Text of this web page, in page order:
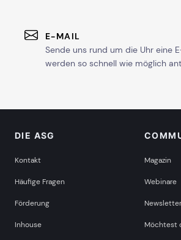
E-MAIL
Sende uns rund um die Uhr eine
werden so schnell wie möglich
DIE ASG
Kontakt
Häufige Fragen
Förderung
Inhouse
Magazin
Webinare
Newsletter
Möchtest